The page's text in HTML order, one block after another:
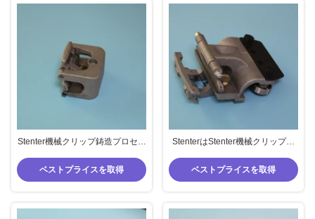
Stenter機械クリップ鋳造プロセス
Santaluciaクリップ
ベストプライスを取得
StenterはStenter機械クリップを
分ける
ベストプライスを取得